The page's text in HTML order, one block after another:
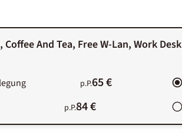
And Tea, Free W-Lan, Work Desk
p.P.65 €
p.P.84 €